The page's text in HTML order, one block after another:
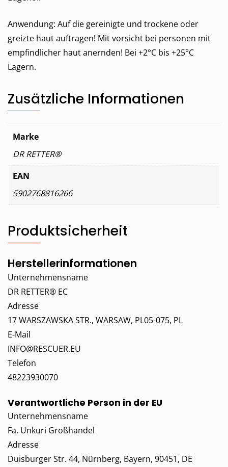
Anwendung: Auf die gereinigte und trockene oder
greizte haut auftragen! Mit vorsicht bei personen mit
empfindlicher haut anernden! Bei +2°C bis +25°C
Lagern.
Zusätzliche Informationen
Marke
DR RETTER®
EAN
5902768816266
Produktsicherheit
Herstellerinformationen
Unternehmensname
DR RETTER® EC
Adresse
17 WARSZAWSKA STR., WARSAW, PL05-075, PL
E-Mail
INFO@RESCUER.EU
Telefon
48223930070
Verantwortliche Person in der EU
Unternehmensname
Fa. Unkuri Großhandel
Adresse
Duisburger Str. 44, Nürnberg, Bayern, 90451, DE